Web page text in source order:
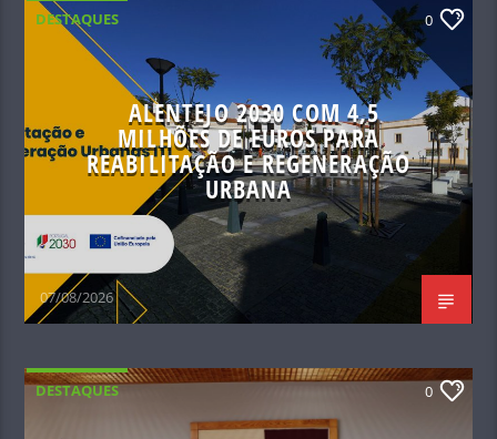
DESTAQUES 0
ALENTEJO 2030 COM 4,5
MILHÕES DE EUROS PARA
REABILITAÇÃO E REGENERAÇÃO
URBANA
07/08/2026
DESTAQUES 0